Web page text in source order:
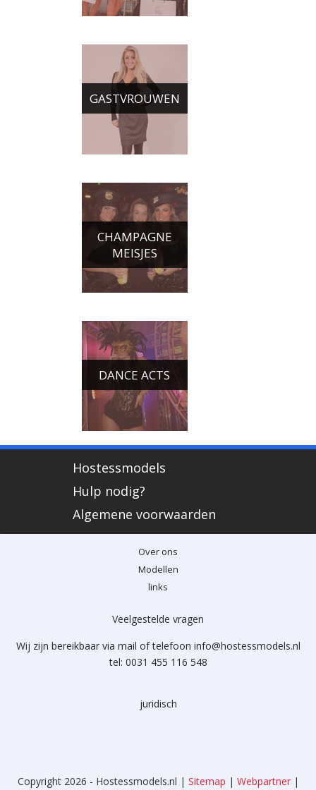
GASTVROUWEN
CHAMPAGNE
MEISJES
DANCE ACTS
Hostessmodels
Hulp nodig?
Algemene voorwaarden
Over ons
Modellen
links
Veelgestelde vragen
Wij zijn bereikbaar via mail of telefoon info@hostessmodels.nl
tel: 0031 455 116 548
juridisch
Copyright 2026 - Hostessmodels.nl | Sitemap | Webpartner|